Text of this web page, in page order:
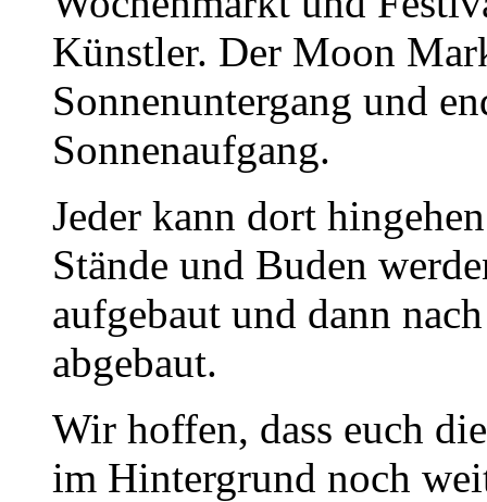
Künstler. Der Moon
Sonnenuntergang und
Sonnenaufgang.
Jeder kann dort
Stände und Buden
aufgebaut und dann
abgebaut.
Wir hoffen, dass euch
im Hintergrund noch